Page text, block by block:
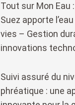
Tout sur Mon Eau
Suez apporte
vies – Gestion
innovations
Suivi assuré du
phréatique : une